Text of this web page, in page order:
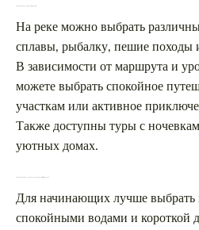
На реке можно выбрать
сплавы, рыбалку, пешие походы
В зависимости от маршрута и
можете выбрать спокойное
участкам или активное
Также доступны туры с
уютных домах.
Для начинающих лучше выбрать
спокойными водами и короткой